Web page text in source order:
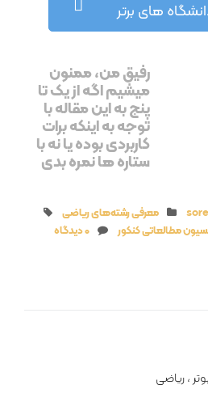
های برتر
رفیق من، ممنون
میشیم اگه از یک تا
پنج به این مقاله با
توجه به اینکه برات
کاربردی بوده یا نه با
ستاره ها نمره بدی
معرفی رشته‌های ریاضی
مطالعاتی کنکور 0 دیدگاه
، رياضی